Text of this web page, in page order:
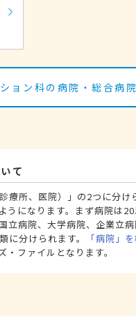
ョン科の病院・総合病
て
療所、医院）」の2つに分け
うになります。まず病院は
立病院、大学病院、企業立
分けられます。
「病院」
ファイルとなります。